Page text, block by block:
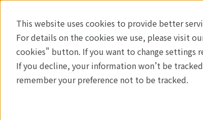
This website uses cookies to provide better
For details on the cookies we use, please visit
cookies" button. If you want to change settings
If you decline, your information won’t be
remember your preference not to be tracked.
製品 産業分野​